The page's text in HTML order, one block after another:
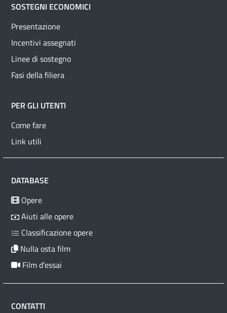
SOSTEGNI ECONOMICI
Presentazione
Incentivi assegnati
Linee di sostegno
Fasi della filiera
PER GLI UTENTI
Come fare
Link utili
DATABASE
Opere
Aiuti alle opere
Classificazione opere
Nulla osta film
Film d’essai
CONTATTI